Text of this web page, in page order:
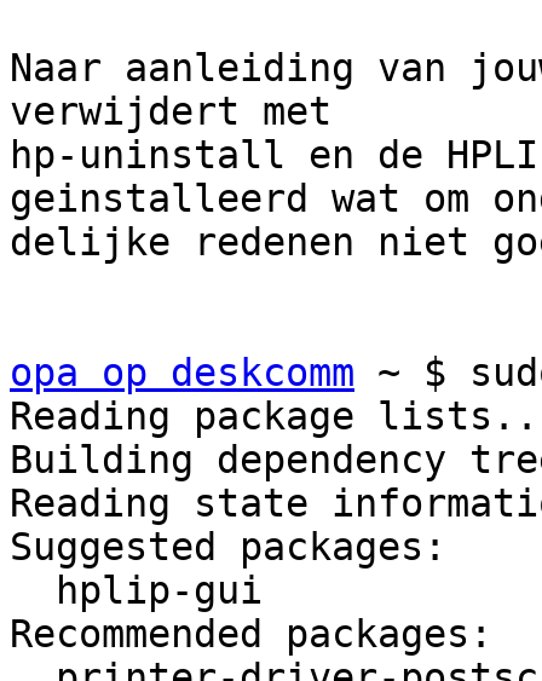
Naar aanleiding van
verwijdert met
hp-uninstall en de
geinstalleerd wat om
delijke redenen niet
opa op deskcomm ~ $
Reading package
Building dependency
Reading state
Suggested packages:
Recommended packages: